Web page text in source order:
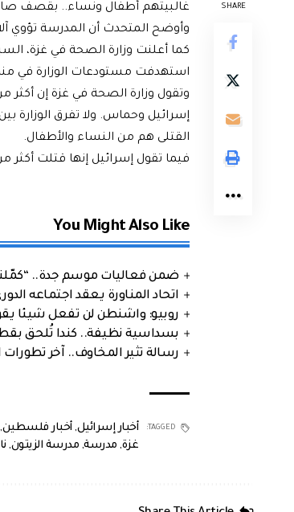
SHARE
غالبيتهم أطفال ونساء.. بقصف
وأوضح المتحدث أن المدرسة تؤوي
استهدفت مستودعات الوزارة في
إسرائيل وحماس. ولا تفرق الوزارة
القتلى هم من النساء والأطفال.
فيما تقول إسرائيل إنها قتلت أكثر من 17 ألف مسلح، دون تقديم
You Might Also Like
ضمن فعاليات موسم جدة.. “كمّلنا”
اتحاد المناورة يعقد اجتماعه الدوري
روبيو: واشنطن لن تفعل شيئا
بسداسية نظيفة.. كندا تُلحق
رسالة تثير المخاوف.. آخر
TAGGED: أخبار إسرائيل, أخبار فلسطين,
غزة, مدرسة, مدرسة الزيتون,